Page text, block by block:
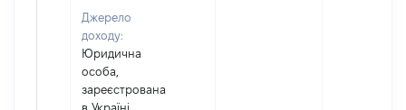
Джерело
доходу:
Юридична
особа,
зареєстрована
в Україні